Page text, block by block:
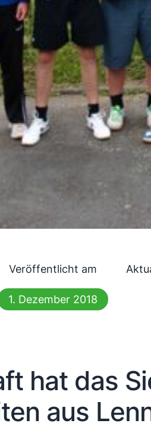
Veröffentlicht am
1. Dezember 2018
hat das
aus